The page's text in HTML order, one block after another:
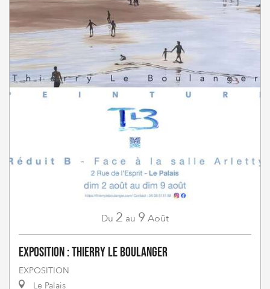
Du 2 au 9 Août
Exposition : Thierry Le Boulanger
EXPOSITION
Le Palais